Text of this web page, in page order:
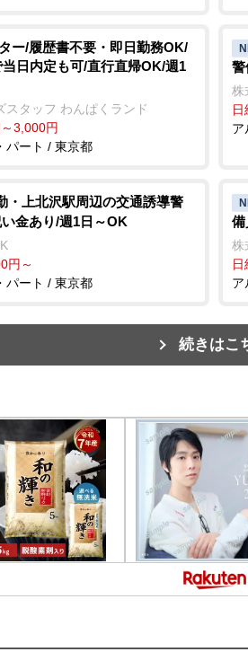
ー/履歴書不要・即日勤務OK/
日内定も可/直行直帰OK/週1
スタッフ わんぱくランド
3,000円
パート / 東京都
警
株
ア
・上北沢駅周辺の交通誘導警
金あり/週1日～OK
円～
パート / 東京都
備
株
ア
続きはこ